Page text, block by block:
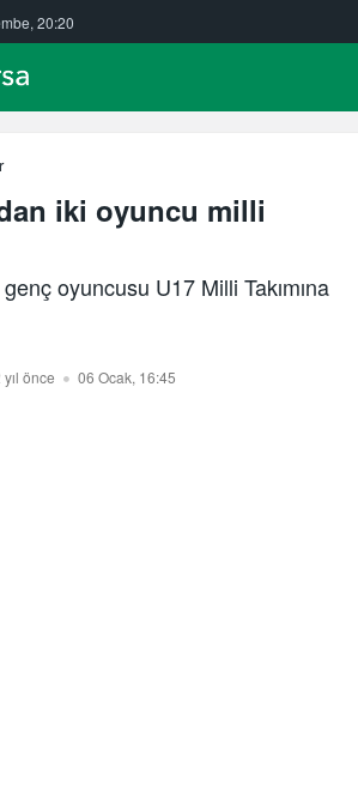
20:20
iki oyuncu milli
oyuncusu U17 Milli Takımına
yıl önce 06 Ocak, 16:45